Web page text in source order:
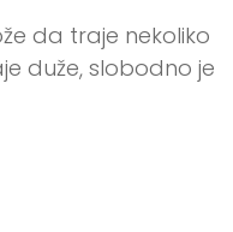
da traje nekoliko
duže, slobodno je